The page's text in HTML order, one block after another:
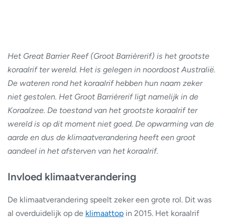
Het Great Barrier Reef (Groot Barrièrerif) is het grootste
koraalrif ter wereld. Het is gelegen in noordoost Australië.
De wateren rond het koraalrif hebben hun naam zeker
niet gestolen. Het Groot Barrièrerif ligt namelijk in de
Koraalzee. De toestand van het grootste koraalrif ter
wereld is op dit moment niet goed. De opwarming van de
aarde en dus de klimaatverandering heeft een groot
aandeel in het afsterven van het koraalrif.
Invloed klimaatverandering
De klimaatverandering speelt zeker een grote rol. Dit was
al overduidelijk op de klimaattop in 2015. Het koraalrif